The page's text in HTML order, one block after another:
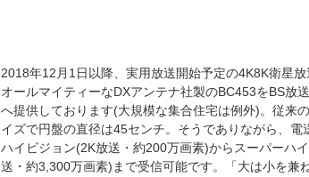
2018年12月1日以降、実用放送開始予定の4K8K衛星
オールマイティーなDXアンテナ社製のBC453をBS放
へ提供しております(大規模な集合住宅は例外)。従来
イズで円盤の直径は45センチ。そうでありながら、
ハイビジョン(2K放送・約200万画素)からスーパーハ
送・約3,300万画素)まで受信可能です。「大は小を兼